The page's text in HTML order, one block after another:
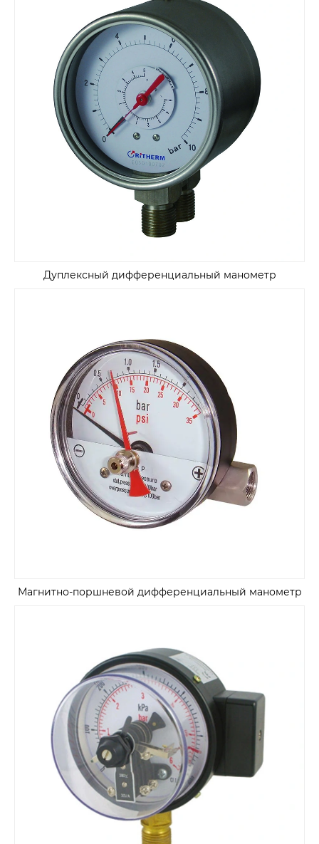
Дуплексный дифференциальный манометр
Магнитно-поршневой дифференциальный манометр